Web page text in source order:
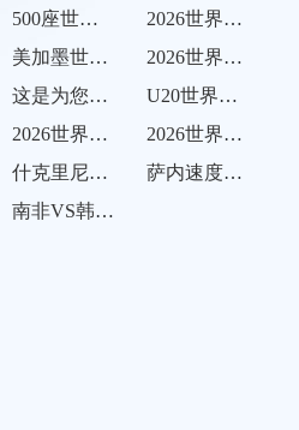
500座世界杯集成声学策略”
2026世界杯场馆安全评估：费城林肯金融球场球迷疏散通道宽度合规性专项解析
美加墨世界杯备战优化：训练基地与赛区间单日通勤时间的耐受上限研究
2026世界杯点球改制ABBA：公平曙光还是混乱序章？
这是为您重写的标题：<br /> <br /> **39天、7战、超百公里：2026世界杯冠军球员的极限跑动纪实**
U20世界杯表现与成年国家队晋级关联性分析：2026世界杯前景展望
2026世界杯半自动越位系统：104场赛事中的预计触发频次分析
2026世界杯揭幕战裁判团队将由欧洲精英执法
什克里尼亚尔镇守！31 岁斯洛伐克中卫世界杯防线
萨内速度！30 岁德国前锋世界杯冲刺
南非VS韩国直播南非VS韩国在线直播